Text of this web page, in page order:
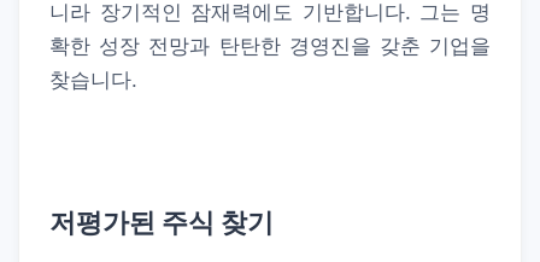
니라 장기적인 잠재력에도 기반합니다. 그는 명
확한 성장 전망과 탄탄한 경영진을 갖춘 기업을
찾습니다.
저평가된 주식 찾기